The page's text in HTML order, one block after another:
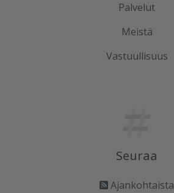
Palvelut
Meistä
Vastuullisuus
Seuraa
Ajankohtaista